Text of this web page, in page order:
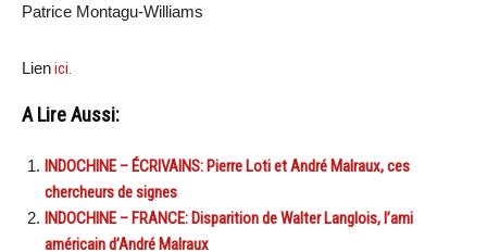
Patrice Montagu-Williams
Lienici.
A Lire Aussi:
INDOCHINE – ÉCRIVAINS: Pierre Loti et André Malraux, ces
chercheurs de signes
INDOCHINE – FRANCE: Disparition de Walter Langlois, l’ami
américain d’André Malraux